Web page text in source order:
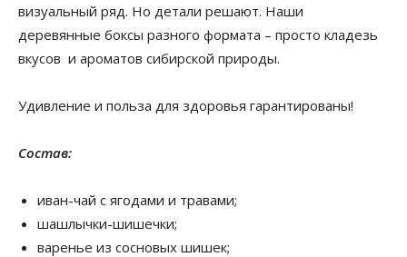
визуальный ряд. Но детали решают. Наши
деревянные боксы разного формата – просто кладезь
вкусов и ароматов сибирской природы.
Удивление и польза для здоровья гарантированы!
Состав:
иван-чай с ягодами и травами;
шашлычки-шишечки;
варенье из сосновых шишек;